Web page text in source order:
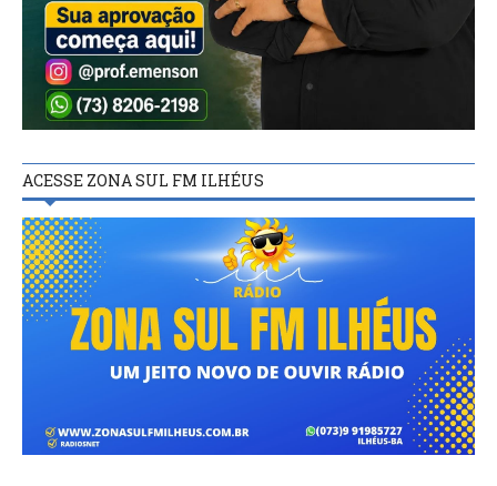
ACESSE ZONA SUL FM ILHÉUS